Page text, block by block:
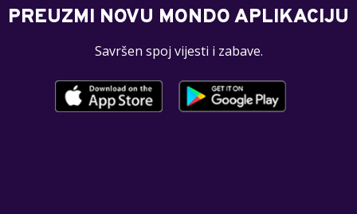
PREUZMI NOVU MONDO APLIKACIJU
Savršen spoj vijesti i zabave.